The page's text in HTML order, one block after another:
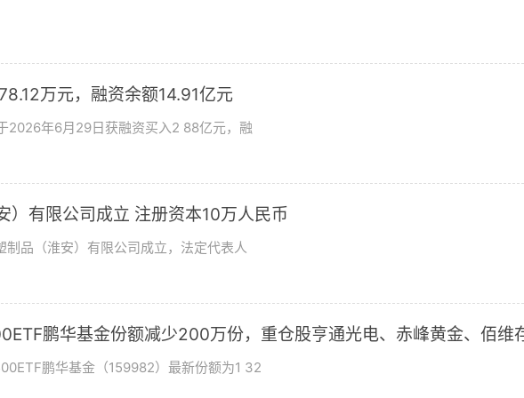
万元，融资余额14.91亿元
2026年6月29日获融资买入2 88亿元，融
）有限公司成立 注册资本10万人民币
品（淮安）有限公司成立，法定代表人
鹏华基金份额减少200万份，重仓股亨通光电、赤峰黄金、佰维
鹏华基金（159982）最新份额为1 32